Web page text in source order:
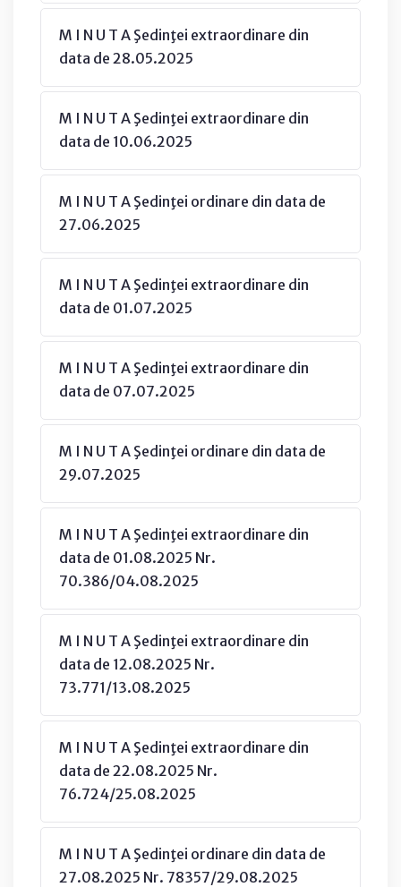
M I N U T A Şedinţei extraordinare din
data de 28.05.2025
M I N U T A Şedinţei extraordinare din
data de 10.06.2025
M I N U T A Şedinţei ordinare din data de
27.06.2025
M I N U T A Şedinţei extraordinare din
data de 01.07.2025
M I N U T A Şedinţei extraordinare din
data de 07.07.2025
M I N U T A Şedinţei ordinare din data de
29.07.2025
M I N U T A Şedinţei extraordinare din
data de 01.08.2025 Nr.
70.386/04.08.2025
M I N U T A Şedinţei extraordinare din
data de 12.08.2025 Nr.
73.771/13.08.2025
M I N U T A Şedinţei extraordinare din
data de 22.08.2025 Nr.
76.724/25.08.2025
M I N U T A Şedinţei ordinare din data de
27.08.2025 Nr. 78357/29.08.2025